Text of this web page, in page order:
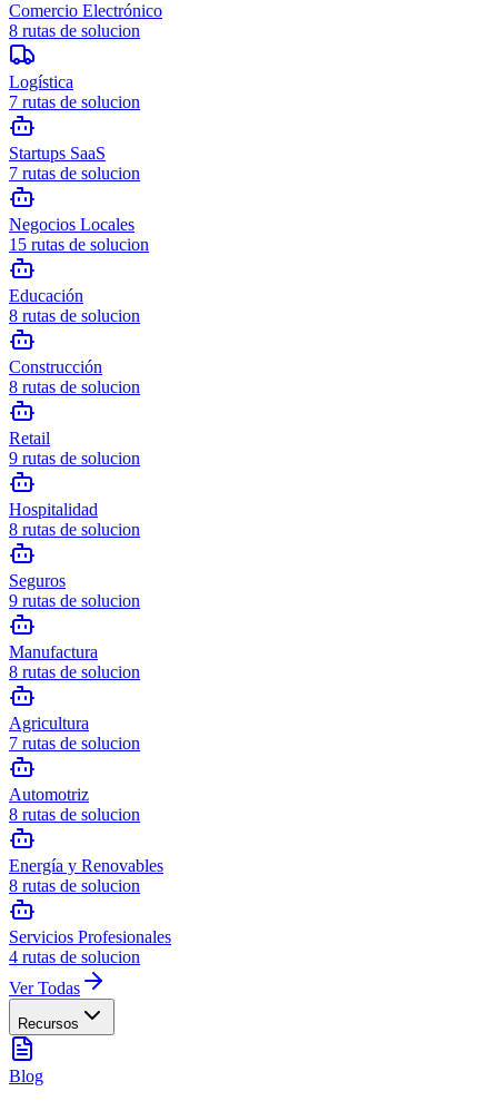
Comercio Electrónico
8 rutas de solucion
Logística
7 rutas de solucion
Startups SaaS
7 rutas de solucion
Negocios Locales
15 rutas de solucion
Educación
8 rutas de solucion
Construcción
8 rutas de solucion
Retail
9 rutas de solucion
Hospitalidad
8 rutas de solucion
Seguros
9 rutas de solucion
Manufactura
8 rutas de solucion
Agricultura
7 rutas de solucion
Automotriz
8 rutas de solucion
Energía y Renovables
8 rutas de solucion
Servicios Profesionales
4 rutas de solucion
Ver Todas
Recursos
Blog